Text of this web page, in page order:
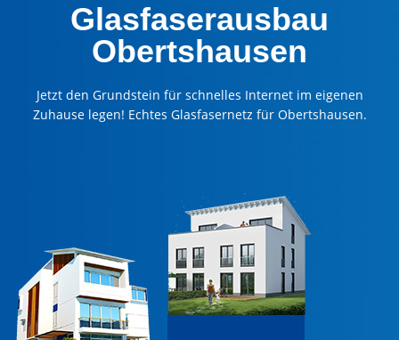
Glasfaserausbau
Obertshausen
Jetzt den Grundstein für schnelles Internet im eigenen
Zuhause legen! Echtes Glasfasernetz für Obertshausen.